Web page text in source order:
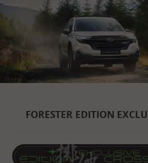
FORESTER EDITION